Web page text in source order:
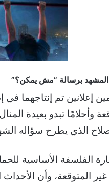
برسالة “مش يمكن؟”
إعلانين تم إنتاجهما
وأحلامًا تبدو بعيدة
الذي يطرح سؤاله
الفلسفة الأساسية
المتوقعة، وأن